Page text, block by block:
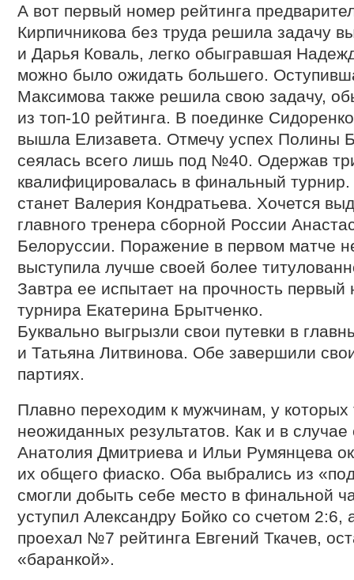
А вот первый номер рейтинга
Кирпичникова без труда решила задачу
и Дарья Коваль, легко обыгравшая
можно было ожидать большего.
Максимова также решила свою задачу,
из топ-10 рейтинга. В поединке
вышла Елизавета. Отмечу успех Полины
сеялась всего лишь под №40. Одержав
квалифицировалась в финальный
станет Валерия Кондратьева. Хочется
главного тренера сборной России
Белоруссии. Поражение в первом матче
выступила лучше своей более
Завтра ее испытает на прочность первый
турнира Екатерина Брытченко.
Буквально выгрызли свои путевки в
и Татьяна Литвинова. Обе завершили
партиях.
Плавно переходим к мужчинам, у
неожиданных результатов. Как и в
Анатолия Дмитриева и Ильи Румянцева
их общего фиаско. Оба выбрались из
смогли добыть себе место в финальной
уступил Александру Бойко со счетом 2:6,
проехал №7 рейтинга Евгений Ткачев,
«баранкой».